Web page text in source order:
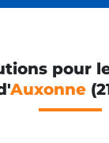
pour
Auxonne